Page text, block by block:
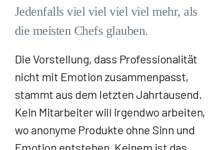
Jedenfalls viel viel viel viel mehr, als
die meisten Chefs glauben.
Die Vorstellung, dass Professionalität
nicht mit Emotion zusammenpasst,
stammt aus dem letzten Jahrtausend.
Kein Mitarbeiter will irgendwo arbeiten,
wo anonyme Produkte ohne Sinn und
Emotion entstehen. Keinem ist das